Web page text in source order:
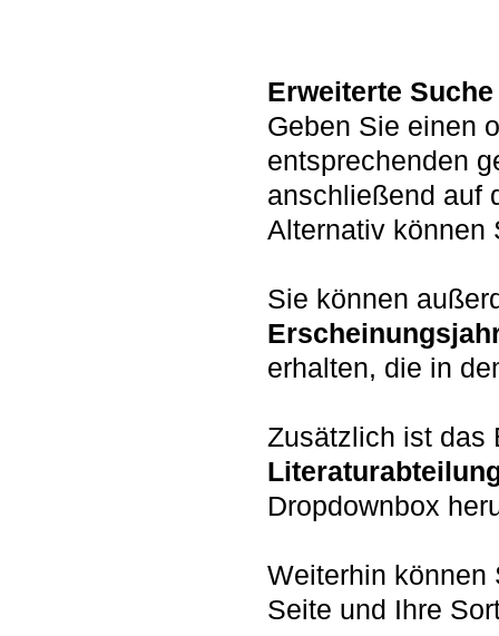
Erweiterte Suche
Geben Sie einen
entsprechenden
anschließend auf
Alternativ können
Sie können
erhalten, die in
Zusätzlich ist
Dropdownbox
Weiterhin können
Seite und Ihre